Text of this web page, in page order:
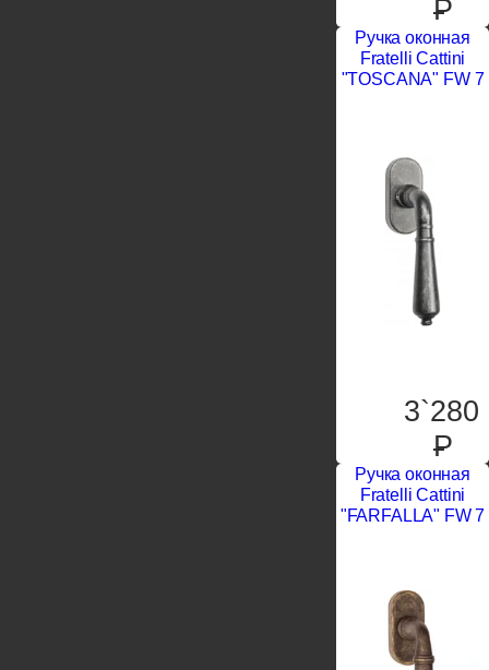
P
Ручка оконная
Fratelli Cattini
"TOSCANA" FW 7
3`280
P
Ручка оконная
Fratelli Cattini
"FARFALLA" FW 7